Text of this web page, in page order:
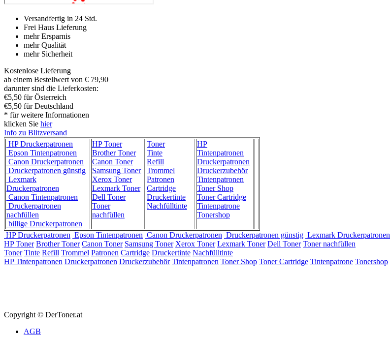
Versandfertig in 24 Std.
Frei Haus Lieferung
mehr Ersparnis
mehr Qualität
mehr Sicherheit
Kostenlose Lieferung
ab einem Bestellwert von € 79,90
darunter sind die Lieferkosten:
€5,50 für Österreich
€5,50 für Deutschland
* für weitere Informationen
klicken Sie hier
Info zu Blitzversand
HP Druckerpatronen
Epson Tintenpatronen
Canon Druckerpatronen
Druckerpatronen günstig
Lexmark
Druckerpatronen
Canon Tintenpatronen
Druckerpatronen
nachfüllen
billige Druckerpatronen
HP Toner
Brother Toner
Canon Toner
Samsung Toner
Xerox Toner
Lexmark Toner
Dell Toner
Toner
nachfüllen
Toner
Tinte
Refill
Trommel
Patronen
Cartridge
Druckertinte
Nachfülltinte
HP
Tintenpatronen
Druckerpatronen
Druckerzubehör
Tintenpatronen
Toner Shop
Toner Cartridge
Tintenpatrone
Tonershop
HP Druckerpatronen Epson Tintenpatronen Canon Druckerpatronen Druckerpatronen günstig Lexmark Druckerpatronen
HP Toner Brother Toner Canon Toner Samsung Toner Xerox Toner Lexmark Toner Dell Toner Toner nachfüllen
Toner Tinte Refill Trommel Patronen Cartridge Druckertinte Nachfülltinte
HP Tintenpatronen Druckerpatronen Druckerzubehör Tintenpatronen Toner Shop Toner Cartridge Tintenpatrone Tonershop
Copyright © DerToner.at
AGB